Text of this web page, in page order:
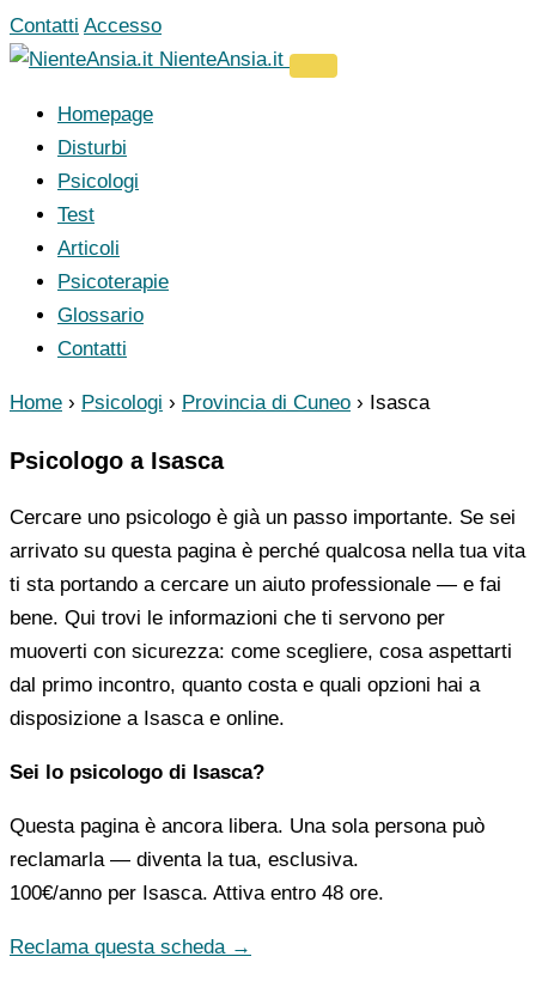
Vai
al
Contatti Accesso
NienteAnsia.it
Homepage
Disturbi
Psicologi
Test
Articoli
Psicoterapie
Glossario
Contatti
Home › Psicologi › Provincia di Cuneo › Isasca
Psicologo a Isasca
Cercare uno psicologo è già un passo importante. Se sei
arrivato su questa pagina è perché qualcosa nella tua vita
ti sta portando a cercare un aiuto professionale — e fai
bene. Qui trovi le informazioni che ti servono per
muoverti con sicurezza: come scegliere, cosa aspettarti
dal primo incontro, quanto costa e quali opzioni hai a
disposizione a Isasca e online.
Sei lo psicologo di Isasca?
Questa pagina è ancora libera. Una sola persona può
reclamarla — diventa la tua, esclusiva.
100€/anno per Isasca. Attiva entro 48 ore.
Reclama questa scheda →